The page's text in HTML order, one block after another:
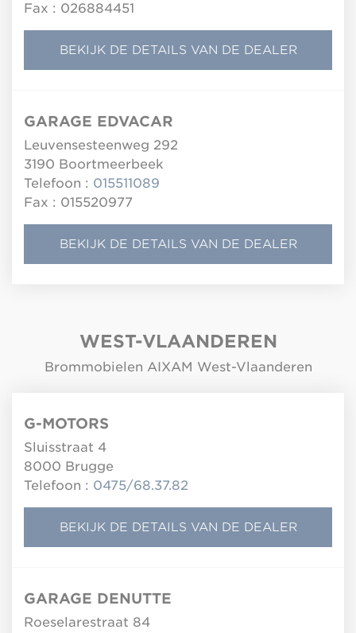
Fax : 026884451
BEKIJK DE DETAILS VAN DE DEALER
GARAGE EDVACAR
Leuvensesteenweg 292
3190 Boortmeerbeek
Telefoon : 015511089
Fax : 015520977
BEKIJK DE DETAILS VAN DE DEALER
WEST-VLAANDEREN
Brommobielen AIXAM West-Vlaanderen
G-MOTORS
Sluisstraat 4
8000 Brugge
Telefoon : 0475/68.37.82
BEKIJK DE DETAILS VAN DE DEALER
GARAGE DENUTTE
Roeselarestraat 84